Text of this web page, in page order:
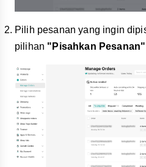
Pilih pesanan yang ingin
pilihan "Pisahkan Pesanan"